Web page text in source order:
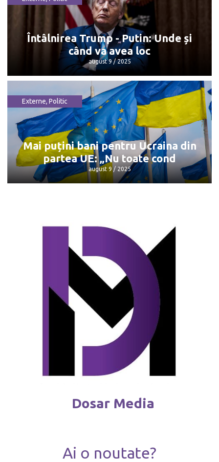
Dorin Recean pleacă din politică
octombrie 13 / 2025
Întâlnirea Trump - Putin: Unde și
când va avea loc
august 9 / 2025
Întâlnirea Trump - Putin: Unde și când
va avea loc
august 9 / 2025
Externe, Politic
Mai puțini bani pentru Ucraina din
partea UE: „Nu toate cond
august 9 / 2025
Mai puțini bani pentru Ucraina din
partea UE: „Nu toate cond
Dosar Media
Ai o noutate?